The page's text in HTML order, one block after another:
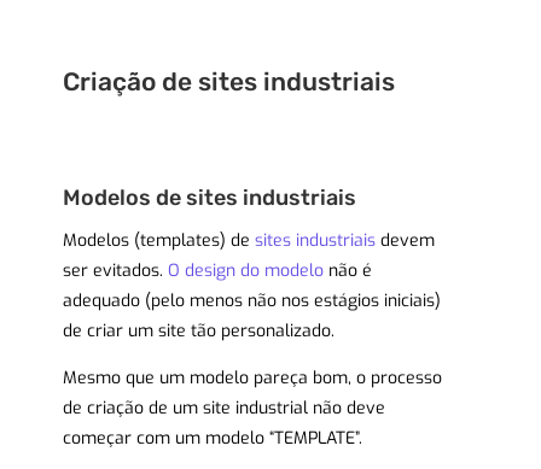
Criação de sites industriais
Modelos de sites industriais
Modelos (templates) de sites industriaisdevem
ser evitados. O design do modelonão é
adequado (pelo menos não nos estágios iniciais)
de criar um site tão personalizado.
Mesmo que um modelo pareça bom, o processo
de criação de um site industrial não deve
começar com um modelo “TEMPLATE”.